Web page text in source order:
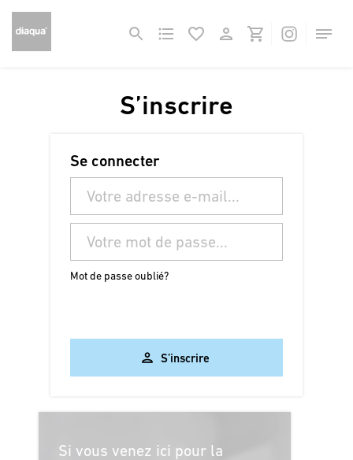
S’inscrire
Se connecter
Mot de passe oublié?
S’inscrire
Si vous venez ici pour la